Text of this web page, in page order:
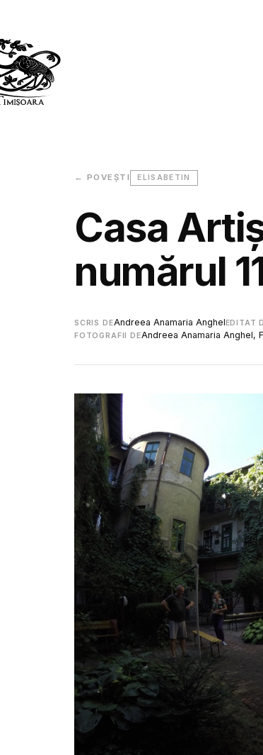
← POVEȘTI ELISABETIN
Casa
numărul
SCRIS DEAndreea Anamaria AnghelEDITAT
FOTOGRAFII DEAndreea Anamaria Anghel,